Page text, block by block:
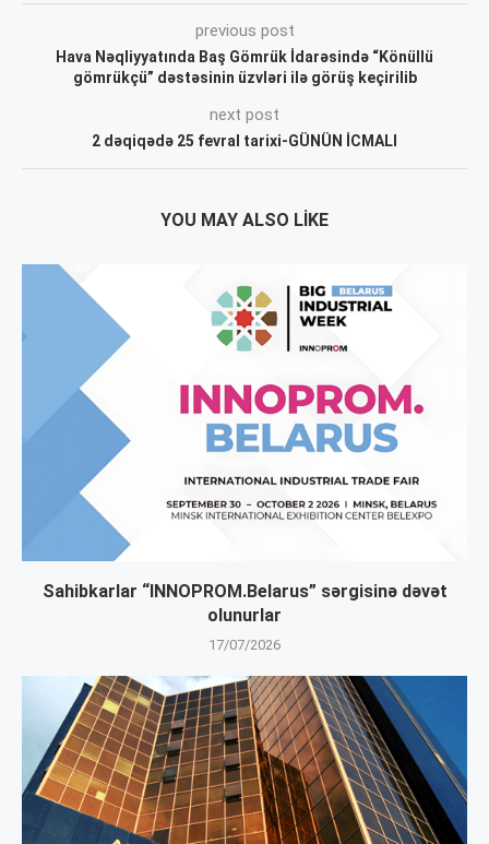
previous post
Hava Nəqliyyatında Baş Gömrük İdarəsində “Könüllü
gömrükçü” dəstəsinin üzvləri ilə görüş keçirilib
next post
2 dəqiqədə 25 fevral tarixi-GÜNÜN İCMALI
YOU MAY ALSO LIKE
Sahibkarlar “INNOPROM.Belarus” sərgisinə dəvət
olunurlar
17/07/2026